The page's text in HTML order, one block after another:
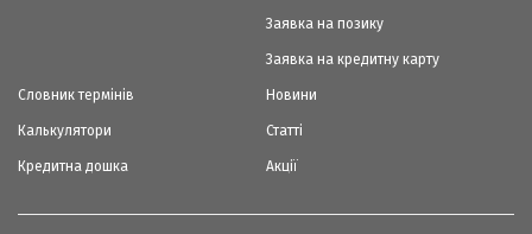
Заявка на позику
Заявка на кредитну карту
Словник термінів
Калькулятори
Кредитна дошка
Новини
Статті
Акції